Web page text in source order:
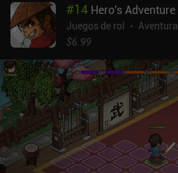
#14 Hero's Adventure
Juegos de rol
Aventura
$6.99